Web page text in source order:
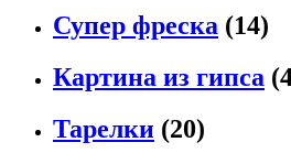
Супер фреска (14)
Картина из гипса
Тарелки (20)